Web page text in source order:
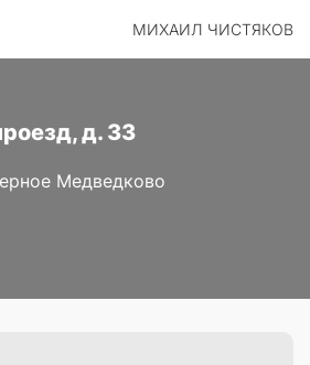
МИХАИЛ ЧИСТЯКОВ
д. 33
Медведково